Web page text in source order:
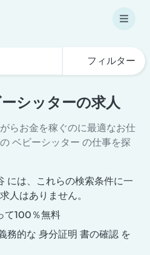
フィルター
シッターの求人
らお金を稼ぐのに最適なお仕
ベビーシッター の仕事を探
には、これらの検索条件に一
人はありません。
て100％無料
務的な 身分証明 書の確認 を